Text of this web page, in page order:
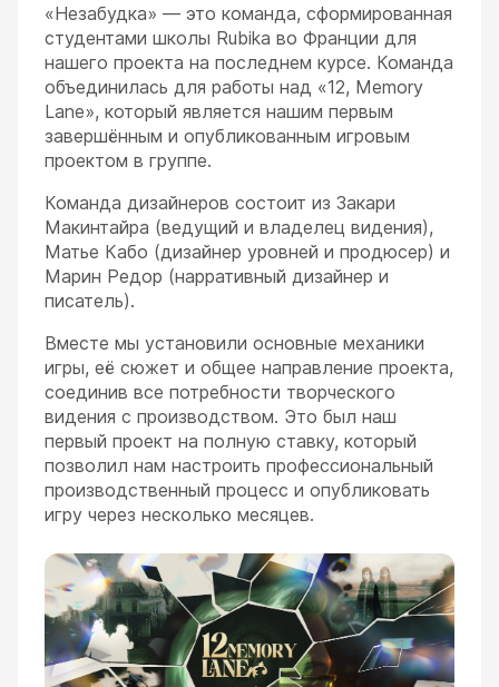
ESC
«Незабудка» — это команда, сформированная
студентами школы Rubika во Франции для
нашего проекта на последнем курсе. Команда
объединилась для работы над «12, Memory
Lane», который является нашим первым
завершённым и опубликованным игровым
проектом в группе.
Команда дизайнеров состоит из Закари
Макинтайра (ведущий и владелец видения),
Матье Кабо (дизайнер уровней и продюсер) и
Марин Редор (нарративный дизайнер и
писатель).
Вместе мы установили основные механики
игры, её сюжет и общее направление проекта,
соединив все потребности творческого
видения с производством. Это был наш
первый проект на полную ставку, который
позволил нам настроить профессиональный
производственный процесс и опубликовать
игру через несколько месяцев.